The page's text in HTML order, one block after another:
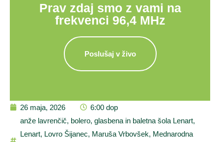
Prav zdaj smo z vami na
frekvenci 96,4 MHz
Poslušaj v živo
26 maja, 2026
6:00 dop
anže lavrenčič, bolero, glasbena in baletna šola Lenart,
Lenart, Lovro Šijanec, Maruša Vrbovšek, Mednarodna